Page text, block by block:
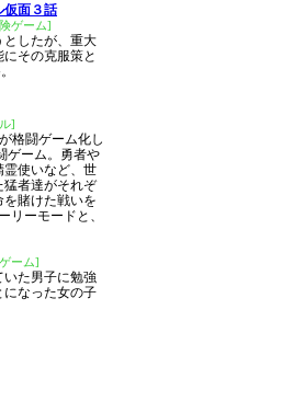
仮面３話
ゲーム]
としたが、重大
その克服策と
]
格闘ゲーム化し
ゲーム。勇者や
霊使いなど、世
猛者達がそれぞ
賭けた戦いを
リーモードと、
ーム]
いた男子に勉強
になった女の子